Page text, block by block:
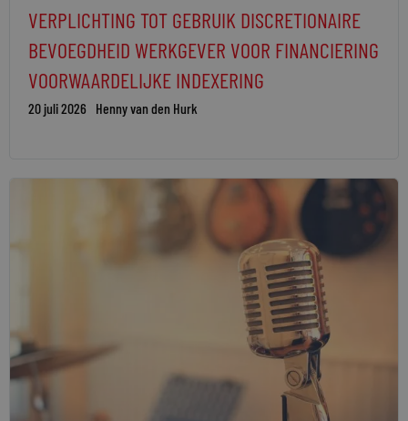
VERPLICHTING TOT GEBRUIK DISCRETIONAIRE
BEVOEGDHEID WERKGEVER VOOR FINANCIERING
VOORWAARDELIJKE INDEXERING
20 juli 2026 Henny van den Hurk